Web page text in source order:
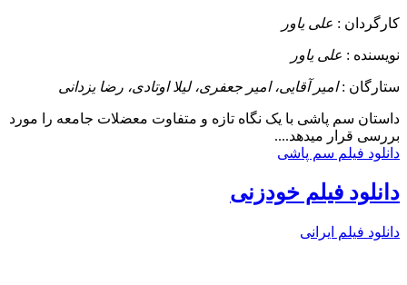
کارگردان : علی یاور
نویسنده : علی یاور
ستارگان :امیر آقایی، امیر جعفری، لیلا اوتادی، رضا یزدانی
داستان سم پاشی با یک نگاه تازه و متفاوت معضلات جامعه را مورد
بررسی قرار میدهد....
دانلود فیلم سم پاشی
دانلود فیلم خودزنی
دانلود فیلم ایرانی